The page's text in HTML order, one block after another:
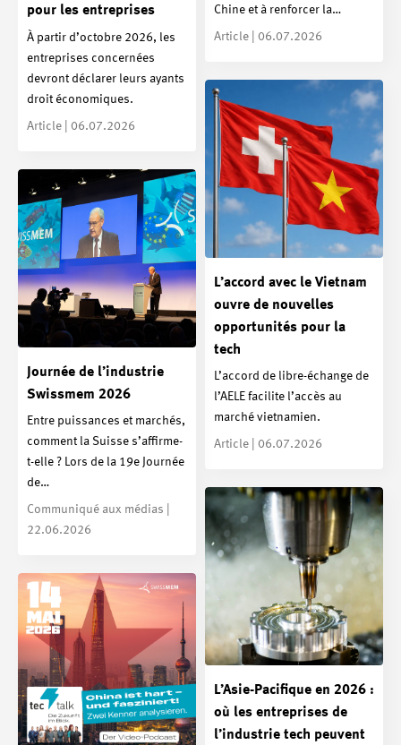
Chine et à renforcer la…
Article | 06.07.2026
pour les entreprises
À partir d’octobre 2026, les
entreprises concernées
devront déclarer leurs ayants
droit économiques.
Article | 06.07.2026
L’accord avec le Vietnam
ouvre de nouvelles
opportunités pour la
tech
L’accord de libre-échange de
l’AELE facilite l’accès au
marché vietnamien.
Article | 06.07.2026
Journée de l’industrie
Swissmem 2026
Entre puissances et marchés,
comment la Suisse s’affirme-
t-elle ? Lors de la 19e Journée
de…
Communiqué aux médias |
22.06.2026
L’Asie-Pacifique en 2026 :
où les entreprises de
l’industrie tech peuvent